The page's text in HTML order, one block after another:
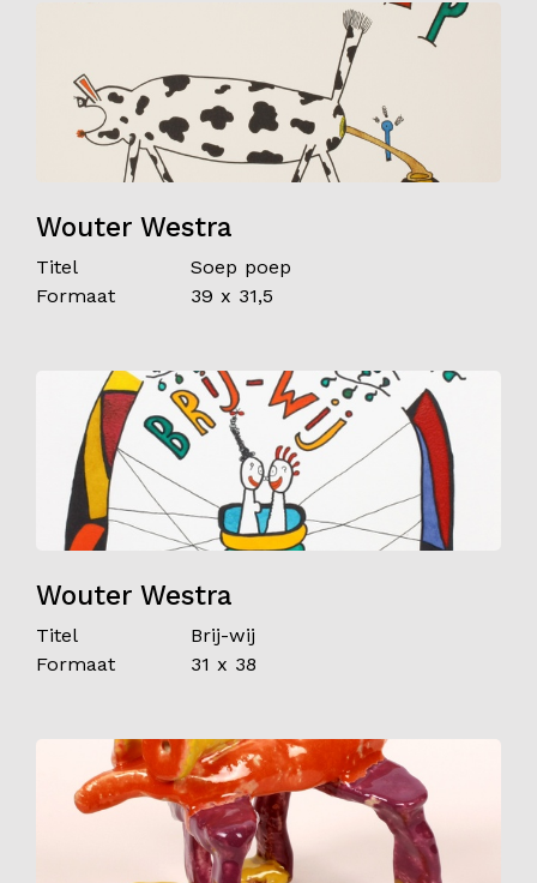
Wouter Westra
Titel
Soep poep
Formaat
39 x 31,5
Wouter Westra
Titel
Brij-wij
Formaat
31 x 38